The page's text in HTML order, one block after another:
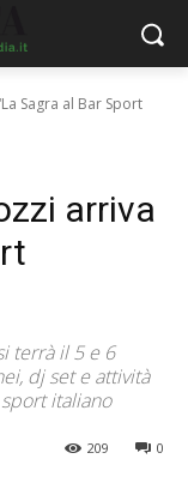
Sagra al Bar Sport
arriva
terrà il 5 e 6
dj set e attività
italiano
0
209